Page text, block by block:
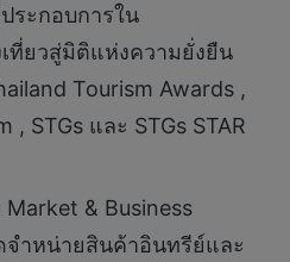
ระกอบการใน
ที่ยวสู่มิติแห่งความยั่งยืน
Tourism Awards ,
, STGs และ STGs STAR
Market & Business
จำหน่ายสินค้าอินทรีย์และ